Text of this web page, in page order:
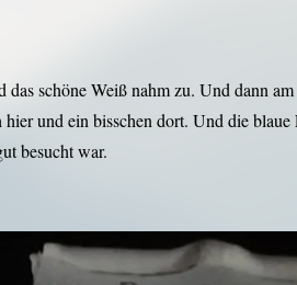
schöne Weiß nahm zu. Und dann
und ein bisschen dort. Und die
besucht war.